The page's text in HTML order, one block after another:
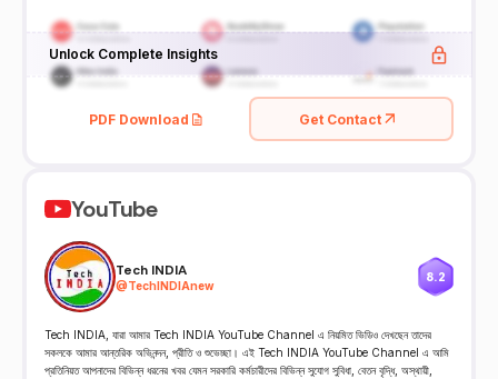
Unlock Complete Insights
PDF Download Get Contact
YouTube
Tech INDIA
@TechINDIAnew
8.2
Tech INDIA, যারা আমার Tech INDIA YouTube Channel এ নিয়মিত ভিডিও দেখছেন তাদের
সকলকে আমার আন্তরিক অভিনন্দন, প্রীতি ও শুভেচ্ছা। এই Tech INDIA YouTube Channel এ আমি
প্রতিনিয়ত আপনাদের বিভিন্ন ধরনের খবর যেমন সরকারি কর্মচারীদের বিভিন্ন সুযোগ সুবিধা, বেতন বৃদ্ধি, অস্থায়ী,